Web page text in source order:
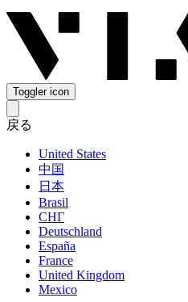
Toggler icon
戻る
United States
中国
日本
Brasil
СНГ
Deutschland
España
France
United Kingdom
Mexico